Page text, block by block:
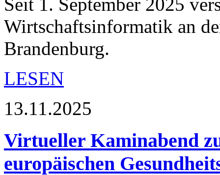
Wirtschaftsinformatik an
Brandenburg.
LESEN
13.11.2025
Virtueller Kaminabend
europäischen